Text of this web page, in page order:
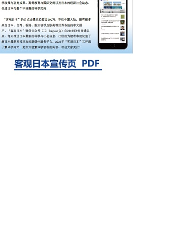
展社会公众创造力，依托产学合作推进研发
科学研究
大阪大学开发出膜脂质可视化工具，使脂质
探针的高效开发成为可能
科学研究
立教大学在试管内构建长链人工基因组DNA
自我复制系统，有望实现携带大量基因的人
工细胞